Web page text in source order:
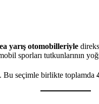
yarış otomobilleriyle
sporları tutkunlarının
Bu seçimle birlikte toplamda